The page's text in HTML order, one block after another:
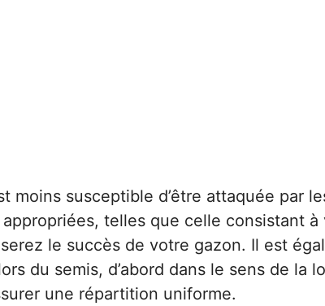
moins susceptible d’être attaquée par
telles que celle consistant
le succès de votre gazon. Il est
du semis, d’abord dans le sens de la
une répartition uniforme.